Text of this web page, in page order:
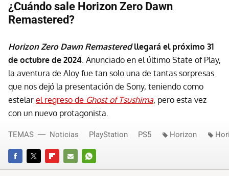
¿Cuándo sale Horizon Zero Dawn
Remastered?
Horizon Zero Dawn Remasteredllegará el próximo 31
de octubre de 2024. Anunciado en el último State of Play,
la aventura de Aloy fue tan solo una de tantas sorpresas
que nos dejó la presentación de Sony, teniendo como
estelar el regreso de Ghost of Tsushima, pero esta vez
con un nuevo protagonista.
FACEBOOKTWITTERFLIPBOARD
E-
WHATSAPP
TEMAS Noticias PlayStation PS5 Horizon